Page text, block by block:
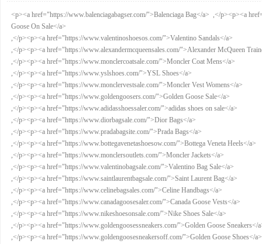
<p><a href="https://www.balenciagabagser.com/">Balenciaga Bag</a> ,</p><p><a
Goose On Sale</a>
,</p><p><a href="https://www.valentinoshoesos.com/">Valentino Sandals</a>
,</p><p><a href="https://www.alexandermcqueensales.com/">Alexander McQueen
,</p><p><a href="https://www.monclercoatsale.com/">Moncler Coat Mens</a>
,</p><p><a href="https://www.yslshoes.com/">YSL Shoes</a>
,</p><p><a href="https://www.monclervestsale.com/">Moncler Vest Womens</a>
,</p><p><a href="https://www.goldengoosers.com/">Golden Goose Sale</a>
,</p><p><a href="https://www.adidasshoessaler.com/">adidas shoes on sale</a>
,</p><p><a href="https://www.diorbagsale.com/">Dior Bags</a>
,</p><p><a href="https://www.pradabagsite.com/">Prada Bags</a>
,</p><p><a href="https://www.bottegavenetashoesow.com/">Bottega Veneta Heels</a>
,</p><p><a href="https://www.monclersoutlets.com/">Moncler Jackets</a>
,</p><p><a href="https://www.valentinobagsale.com/">Valentino Bag Sale</a>
,</p><p><a href="https://www.saintlaurentbagsale.com/">Saint Laurent Bag</a>
,</p><p><a href="https://www.celinebagsales.com/">Celine Handbags</a>
,</p><p><a href="https://www.canadagoosesaler.com/">Canada Goose Vests</a>
,</p><p><a href="https://www.nikeshoesonsale.com/">Nike Shoes Sale</a>
,</p><p><a href="https://www.goldengoosessneakers.com/">Golden Goose Sneakers</
,</p><p><a href="https://www.goldengoosesneakersoff.com/">Golden Goose Shoes</